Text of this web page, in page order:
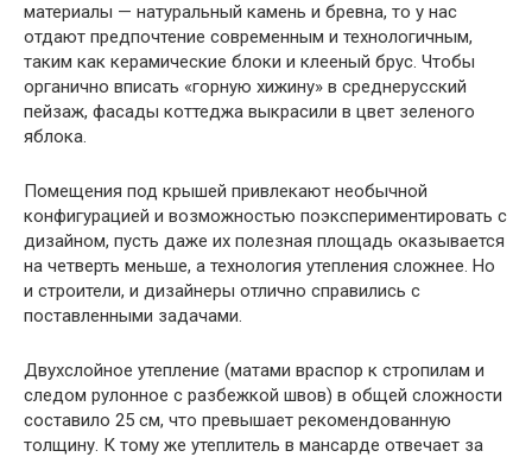
материалы — натуральный камень и бревна, то у нас
отдают предпочтение современным и технологичным,
таким как керамические блоки и клееный брус. Чтобы
органично вписать «горную хижину» в среднерусский
пейзаж, фасады коттеджа выкрасили в цвет зеленого
яблока.
Помещения под крышей привлекают необычной
конфигурацией и возможностью поэкспериментировать с
дизайном, пусть даже их полезная площадь оказывается
на четверть меньше, а технология утепления сложнее. Но
и строители, и дизайнеры отлично справились с
поставленными задачами.
Двухслойное утепление (матами враспор к стропилам и
следом рулонное с разбежкой швов) в общей сложности
составило 25 см, что превышает рекомендованную
толщину. К тому же утеплитель в мансарде отвечает за